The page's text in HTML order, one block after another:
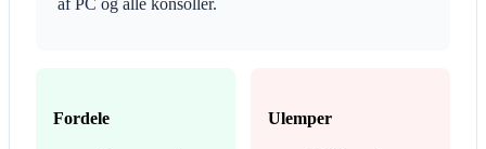
af PC og alle konsoller.
Fordele Ulemper